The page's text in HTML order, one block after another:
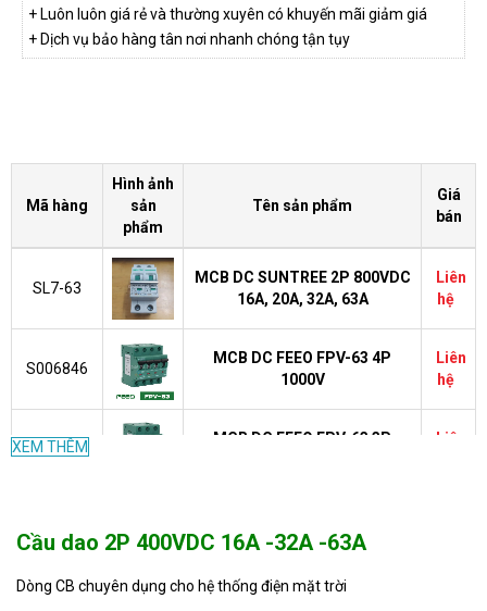
+ Luôn luôn giá rẻ và thường xuyên có khuyến mãi giảm giá
+ Dịch vụ bảo hàng tân nơi nhanh chóng tận tụy
Mã hàng
Hình ảnh
sản
phẩm
Tên sản phẩm
Giá
bán
SL7-63
MCB DC SUNTREE 2P 800VDC
16A, 20A, 32A, 63A
Liên
hệ
S006846
MCB DC FEEO FPV-63 4P
1000V
Liên
hệ
S006845
MCB DC FEEO FPV-63 3P
Liên
2P
MCB DC FEEO FPV-63 2P 550V
Bộ ngắt mạch MCB DC 2P
XEM THÊM
Cầu dao 2P 400VDC 16A -32A -63A
Dòng CB chuyên dụng cho hệ thống điện mặt trời